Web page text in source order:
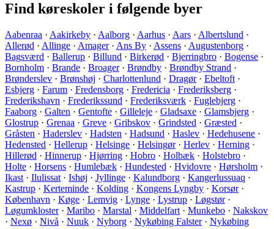
Find køreskoler i følgende byer
Aabenraa · Aakirkeby · Aalborg · Aarhus · Aars · Albertslund ·
Allerød · Allinge · Amager· Ans By · Assens · Augustenborg ·
Bagsværd · Ballerup · Billund · Birkerød · Bjerringbro · Bogense ·
Bornholm · Brande · Broager· Brøndby · Brøndby Strand ·
Brønderslev · Brønshøj · Charlottenlund · Dragør· Ebeltoft ·
Esbjerg · Farum · Fredensborg · Fredericia · Frederiksberg ·
Frederikshavn · Frederikssund · Frederiksværk · Fuglebjerg ·
Faaborg · Galten · Gentofte · Gilleleje · Gladsaxe · Glamsbjerg ·
Glostrup · Grenaa · Greve · Gribskov · Grindsted · Græsted ·
Gråsten · Haderslev · Hadsten · Hadsund · Haslev · Hedehusene ·
Hedensted · Hellerup · Helsinge · Helsingør· Herlev · Herning ·
Hillerød · Hinnerup · Hjørring · Hobro · Holbæk · Holstebro ·
Holte · Horsens · Humlebæk · Hundested · Hvidovre · Hørsholm ·
Ikast · Ilulissat · Ishøj · Jyllinge · Kalundborg · Kangerlussuaq ·
Kastrup · Kerteminde · Kolding · Kongens Lyngby · Korsør·
København · Køge · Lemvig · Lynge · Lystrup · Løgstør·
Løgumkloster· Maribo · Marstal · Middelfart · Munkebo · Nakskov
· Nexø · Nivå · Nuuk · Nyborg · Nykøbing Falster· Nykøbing